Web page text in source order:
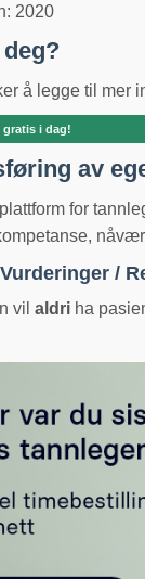
2020
å legge til mer
i dag!
av
for
/
vil aldri ha